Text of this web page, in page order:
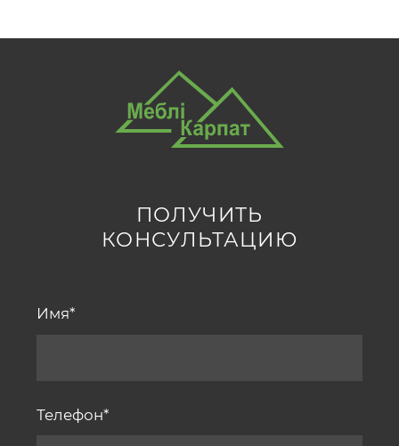
ПОЛУЧИТЬ
КОНСУЛЬТАЦИЮ
Имя
Телефон